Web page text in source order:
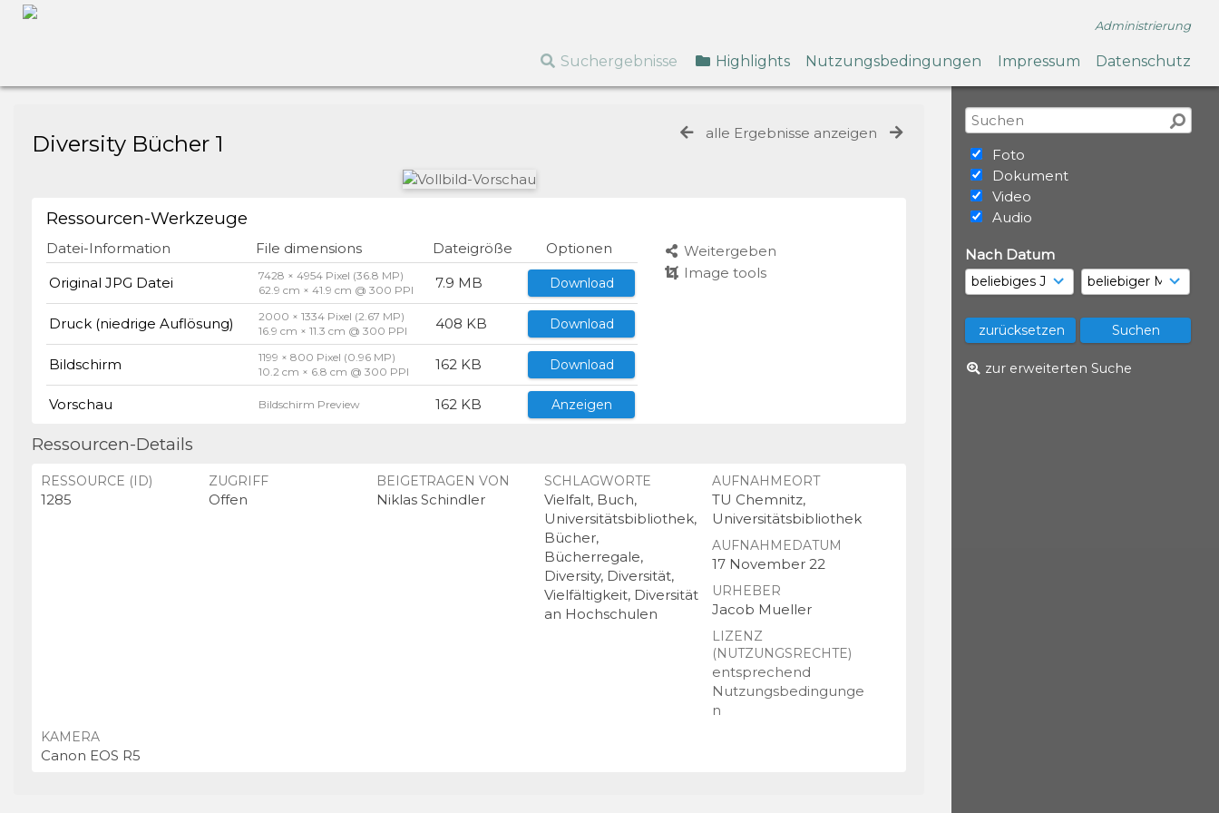
Administrierung
Suchergebnisse Highlights Nutzungsbedingungen Impressum Datenschutz
Foto
Dokument
Video
Audio
Nach Datum
zur erweiterten Suche
alle Ergebnisse anzeigen
Diversity Bücher 1
Ressourcen-Werkzeuge
Datei-Information File dimensions Dateigröße
Optionen
Original JPG Datei
7428 × 4954 Pixel (36.8 MP)
62.9 cm × 41.9 cm @ 300 PPI
7.9 MB Download
Druck (niedrige Auflösung)
2000 × 1334 Pixel (2.67 MP)
16.9 cm × 11.3 cm @ 300 PPI
408 KB Download
Bildschirm
1199 × 800 Pixel (0.96 MP)
10.2 cm × 6.8 cm @ 300 PPI
162 KB Download
Vorschau Bildschirm Preview 162 KB Anzeigen
Weitergeben
Image tools
Ressourcen-Details
RESSOURCE (ID)
1285
ZUGRIFF
Offen
BEIGETRAGEN VON
Niklas Schindler
SCHLAGWORTE
Vielfalt, Buch,
Universitätsbibliothek,
Bücher,
Bücherregale,
Diversity, Diversität,
Vielfältigkeit, Diversität
an Hochschulen
AUFNAHMEORT
TU Chemnitz,
Universitätsbibliothek
AUFNAHMEDATUM
17 November 22
URHEBER
Jacob Mueller
LIZENZ
(NUTZUNGSRECHTE)
entsprechend
Nutzungsbedingunge
n
KAMERA
Canon EOS R5